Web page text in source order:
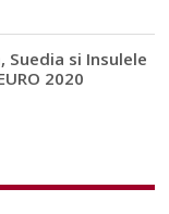
Suedia si Insulele
2020